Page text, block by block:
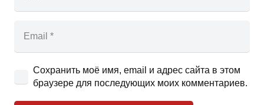
Сохранить моё имя, email и адрес сайта в этом
браузере для последующих моих комментариев.